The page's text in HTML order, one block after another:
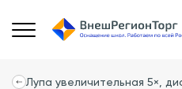
Лупа увеличительная 5×,